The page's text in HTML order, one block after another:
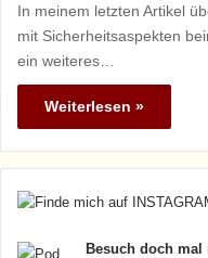
In meinem letzten Artikel
mit Sicherheitsaspekten
ein weiteres…
Weiterlesen »
Besuch doch